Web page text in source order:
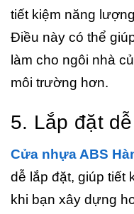
tiết kiệm năng
Điều này có thể
làm cho ngôi nhà
môi trường hơn.
5. Lắp đặt
Cửa nhựa ABS
dễ lắp đặt, giúp tiết
khi bạn xây dựng